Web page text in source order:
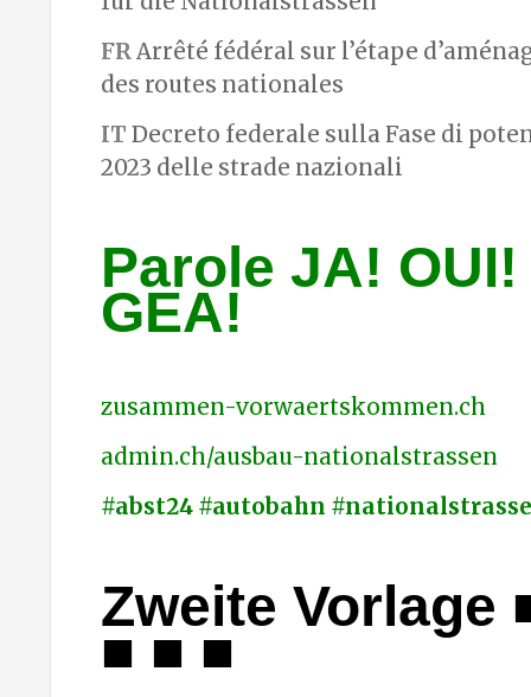
FRArrêté fédéral sur l’étape
des routes nationales
IT Decreto federale sulla Fase di
2023 delle strade nazionali
Parole JA! OUI!
GEA!
zusammen-vorwaertskommen.ch
admin.ch/ausbau-nationalstrassen
#abst24 #autobahn
Zweite Vorlage
■ ■ ■